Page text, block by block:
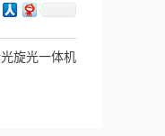
旋光一体机